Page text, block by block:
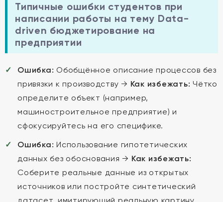
Типичные ошибки студентов при
написании работы на тему Data-
driven бюджетирование на
предприятии
Ошибка: Обобщённое описание процессов без
привязки к производству → Как избежать: Чётко
определите объект (например,
машиностроительное предприятие) и
сфокусируйтесь на его специфике.
Ошибка: Использование гипотетических
данных без обоснования → Как избежать:
Соберите реальные данные из открытых
источников или постройте синтетический